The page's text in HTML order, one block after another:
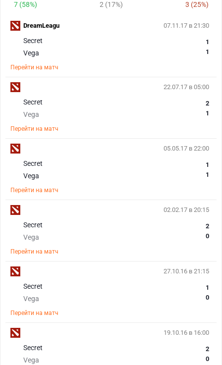
7 (58%) 2 (17%) 3 (25%)
07.11.17 в 21:30
Secret
Vega
1
1
Перейти на матч
DreamLeagu
22.07.17 в 05:00
Secret
Vega
2
1
Перейти на матч
05.05.17 в 22:00
Secret
Vega
1
1
Перейти на матч
02.02.17 в 20:15
Secret
Vega
2
0
Перейти на матч
27.10.16 в 21:15
Secret
Vega
1
0
Перейти на матч
19.10.16 в 16:00
Secret
Vega
2
0